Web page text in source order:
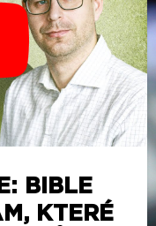
BIBLE
KTERÉ